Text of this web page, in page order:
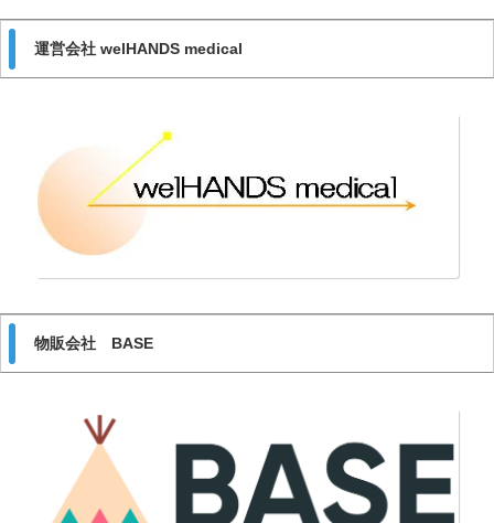
運営会社 welHANDS medical
物販会社 BASE